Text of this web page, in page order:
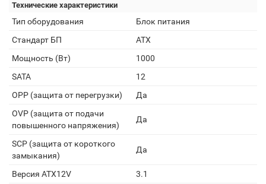
Технические характеристики
Тип оборудования
Блок питания
Стандарт БП
ATX
Мощность (Вт)
1000
SATA
12
OPP (защита от перегрузки)
Да
OVP (защита от подачи
повышенного напряжения)
Да
SCP (защита от короткого
замыкания)
Да
Версия ATX12V 3.1